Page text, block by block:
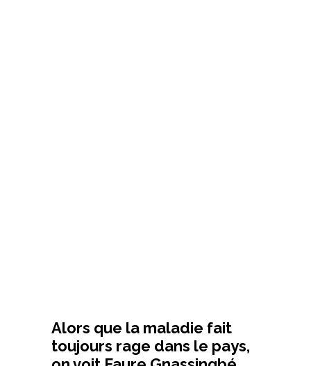
Alors que la maladie fait
toujours rage dans le pays,